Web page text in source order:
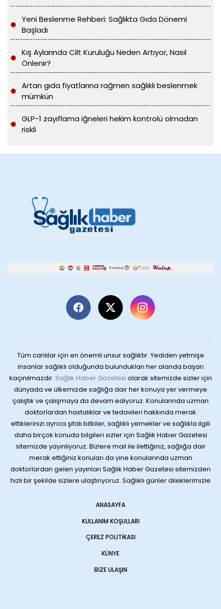
Yeni Beslenme Rehberi: Sağlıkta Gıda Dönemi
Başladı
Kış Aylarında Cilt Kuruluğu Neden Artıyor, Nasıl
Önlenir?
Artan gıda fiyatlarına rağmen sağlıklı beslenmek
mümkün
GLP-1 zayıflama iğneleri hekim kontrolü olmadan
riskli
Tüm canlılar için en önemli unsur sağlıktır. Yediden yetmişe
insanlar sağlıklı olduğunda bulundukları her alanda başarı
kaçınılmazdır. Sağlık Haber Gazetesi olarak sitemizde sizler için
dünyada ve ülkemizde sağlığa dair her konuya yer vermeye
çalıştık ve çalışmaya da devam ediyoruz. Konularında uzman
doktorlardan hastalıklar ve tedavileri hakkında merak
ettiklerinizi ayrıca şifalı bitkiler, sağlıklı yemekler ve sağlıkla ilgili
daha birçok konuda bilgileri sizler için Sağlık Haber Gazetesi
sitemizde yayınlıyoruz. Bizlere mail ile ilettiğiniz, sağlığa dair
merak ettiğiniz konuları da yine konularında uzman
doktorlardan gelen yayınları Sağlık Haber Gazetesi sitemizden
hızlı bir şekilde sizlere ulaştırıyoruz. Sağlıklı günler dileklerimizle
ANASAYFA
KULLANIM KOŞULLARI
ÇEREZ POLITIKASI
KÜNYE
BIZE ULAŞIN